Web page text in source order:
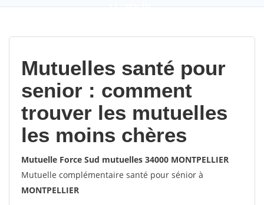
9,2(100%)452
Mutuelles santé pour
senior : comment
trouver les mutuelles
les moins chères
Mutuelle Force Sud mutuelles 34000 MONTPELLIER
Mutuelle complémentaire santé pour sénior à
MONTPELLIER